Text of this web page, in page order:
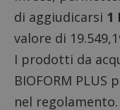
di aggiudicarsi 1
valore di
I prodotti da
BIOFORM
nel regolamento.